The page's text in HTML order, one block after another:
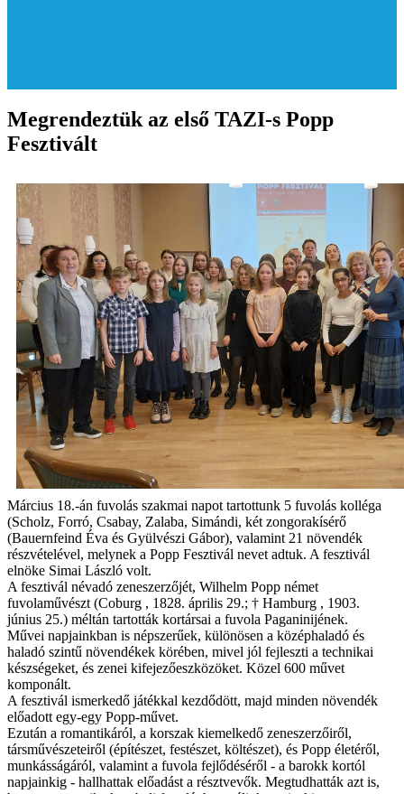
Megrendeztük az első TAZI-s Popp
Fesztivált
Március 18.-án fuvolás szakmai napot tartottunk 5 fuvolás kolléga
(Scholz, Forró, Csabay, Zalaba, Simándi, két zongorakísérő
(Bauernfeind Éva és Gyülvészi Gábor), valamint 21 növendék
részvételével, melynek a Popp Fesztivál nevet adtuk. A fesztivál
elnöke Simai László volt.
A fesztivál névadó zeneszerzőjét, Wilhelm Popp német
fuvolaművészt (Coburg , 1828. április 29.; † Hamburg , 1903.
június 25.) méltán tartották kortársai a fuvola Paganinijének.
Művei napjainkban is népszerűek, különösen a középhaladó és
haladó szintű növendékek körében, mivel jól fejleszti a technikai
készségeket, és zenei kifejezőeszközöket. Közel 600 művet
komponált.
A fesztivál ismerkedő játékkal kezdődött, majd minden növendék
előadott egy-egy Popp-művet.
Ezután a romantikáról, a korszak kiemelkedő zeneszerzőiről,
társművészeteiről (építészet, festészet, költészet), és Popp életéről,
munkásságáról, valamint a fuvola fejlődéséről - a barokk kortól
napjainkig - hallhattak előadást a résztvevők. Megtudhatták azt is,